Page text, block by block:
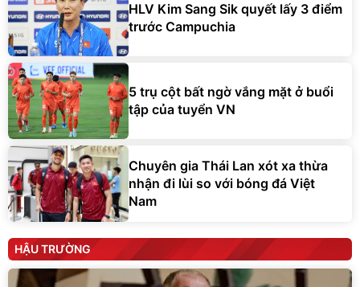
HLV Kim Sang Sik quyết lấy 3 điểm
trước Campuchia
5 trụ cột bất ngờ vắng mặt ở buổi
tập của tuyển VN
Chuyên gia Thái Lan xót xa thừa
nhận đi lùi so với bóng đá Việt
Nam
HẬU TRƯỜNG